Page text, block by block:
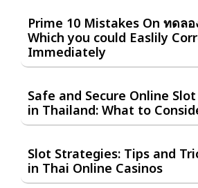
Prime 10 Mistakes On ทดลอ
Which you could Easlily
Immediately
Safe and Secure Online
in Thailand: What to
Slot Strategies: Tips and
in Thai Online Casinos